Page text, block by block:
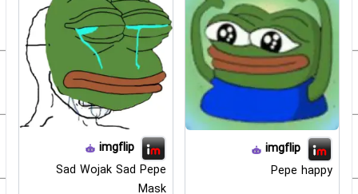
imgflip
Pepe happy
imgflip
Sad Wojak Sad Pepe
Mask